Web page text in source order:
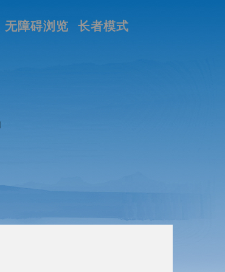
长者模式
无障碍浏览